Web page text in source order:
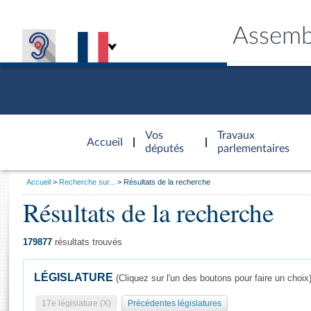
Accueil
d'accueil
Vos
députés
Travaux
parlementaires
Général
Vous
Accueil Recherche sur... Résultats de la recherche
Résultats de la recherche
179877 résultats trouvés
LÉGISLATURE (Cliquez sur l'un des boutons pour faire un choix)
17e législature (X) Précédentes législatures